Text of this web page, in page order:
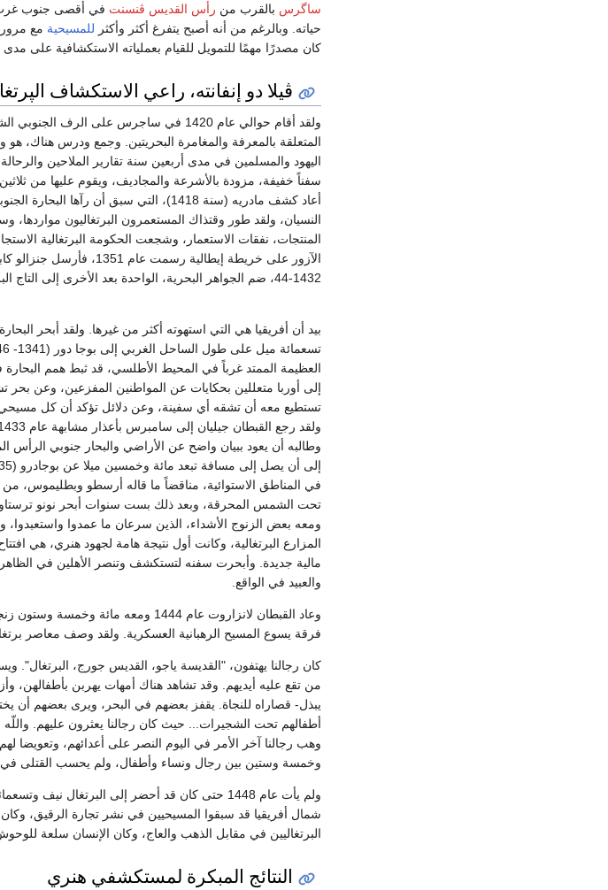
ساگرس بالقرب من رأس القديس ڤنسنت في أقصى جنوب غرب
حياته. وبالرغم من أنه أصبح يتفرغ أكثر وأكثر للمسيحية مع
كان مصدرًا مهمًا للتمويل للقيام بعملياته الاستكشافية على مدى
ڤيلا دو إنفانته، راعي الاستكشاف
ولقد أقام حوالي عام 1420 في ساجرس على الرف
المتعلقة بالمعرفة والمغامرة البحريتين. وجمع ودرس هناك،
اليهود والمسلمين في مدى أربعين سنة تقارير الملاحين
سفناً خفيفة، مزودة بالأشرعة والمجاديف، ويقوم عليها من
أعاد كشف مادريه (سنة 1418)، التي سبق أن
النسيان، ولقد طور وقتذاك المستعمرون البرتغاليون
المنتجات، نفقات الاستعمار، وشجعت الحكومة البرتغالية
الآزور على خريطة إيطالية
1432-44، ضم الجواهر البحرية، الواحدة بعد الأخرى إلى التاج البرتغالي.
بيد أن أفريقيا هي التي استهوته أكثر من غيرها. ولقد أبحر
العظيمة الممتد غرباً في المحيط الأطلسي، قد ثبط همم
إلى أوربا متعللين بحكايات عن المواطنين المفزعين، وعن بحر
تستطيع معه أن تشقه أي سفينة، وعن دلائل تؤكد أن كل
وطالبه أن يعود ببيان واضح عن الأراضي والبحار جنوبي الرأس
في المناطق الاستوائية، مناقضاً ما قاله أرسطو وبطليموس،
تحت الشمس المحرقة، وبعد ذلك بست سنوات أبحر نونو
ومعه بعض الزنوج الأشداء، الذين سرعان ما عمدوا واستعبدوا،
المزارع البرتغالية، وكانت أول نتيجة هامة لجهود هنري، هي
مالية جديدة. وأبحرت سفنه لتستكشف وتنصر الأهلين في
والعبيد في الواقع.
وعاد القبطان لانزاروت عام 1444 ومعه
فرقة يسوع المسيح الرهبانية العسكرية. ولقد وصف معاصر
كان رجالنا يهتفون، "القديسة ياجو، القديس جورج، البرتغال".
من تقع عليه أيديهم. وقد تشاهد هناك أمهات يهربن بأطفالهن،
يبذل- قصاراه للنجاة. يقفز بعضهم في البحر، ويرى بعضهم أن
أطفالهم تحت الشجيرات... حيث كان رجالنا يعثرون عليهم.
وهب رجالنا آخر الأمر في اليوم النصر على أعدائهم، وتعويضا
وخمسة وستين بين رجال ونساء وأطفال، ولم يحسب القتلى في
ولم يأت عام 1448 حتى كان قد أحضر إلى البرتغال
شمال أفريقيا قد سبقوا المسيحيين في نشر تجارة الرقيق،
البرتغاليين في مقابل الذهب والعاج، وكان الإنسان سلعة
النتائج المبكرة لمستكشفي هنري